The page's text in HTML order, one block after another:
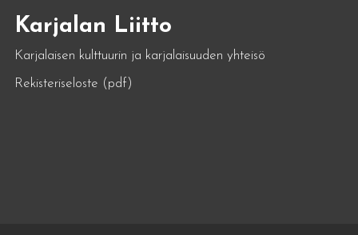
Karjalan Liitto
Karjalaisen kulttuurin ja karjalaisuuden yhteisö
Rekisteriseloste (pdf)